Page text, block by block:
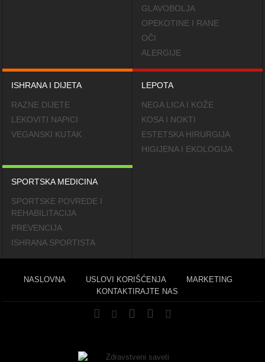
GLAVOBOLJA
OPEKOTINE I RANE
OČI
ALERGIJE
ISHRANA I DIJETA
RAZNE DIJETE
LEKOVITI NAPICI
VEGANSKI KUTAK
LEPOTA
NEGA LICA I KOŽE
KOSA I NOKTI
ESTETSKA HIRURGIJA
HIGIJENA I EKOLOGIJA
SPORTSKA MEDICINA
SPORTSKE POVREDE I
REHABILITACIJA
PREVENCIJA
ISHRANA SPORTISTA
NASLOVNA USLOVI KORIŠĆENJA
MARKETING
KONTAKTIRAJTE NAS